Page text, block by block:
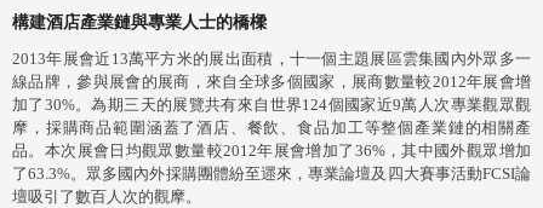
構建酒店產業鏈與專業人士的橋樑
2013年展會近13萬平方米的展出面積，十一個主題展區雲集國內外眾多一
線品牌，參與展會的展商，來自全球多個國家，展商數量較2012年展會增
加了30%。為期三天的展覽共有來自世界124個國家近9萬人次專業觀眾觀
摩，採購商品範圍涵蓋了酒店、餐飲、食品加工等整個產業鏈的相關產
品。本次展會日均觀眾數量較2012年展會增加了36%，其中國外觀眾增加
了63.3%。眾多國內外採購團體紛至遝來，專業論壇及四大賽事活動FCSI論
壇吸引了數百人次的觀摩。